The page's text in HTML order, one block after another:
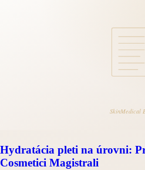
Hydratácia pleti na úrovni:
Cosmetici Magistrali